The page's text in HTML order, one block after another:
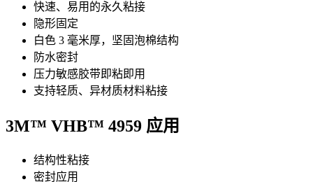
快速、易用的永久粘接
隐形固定
白色 3 毫米厚，坚固泡棉结构
防水密封
压力敏感胶带即粘即用
支持轻质、异材质材料粘接
3M™ VHB™ 4959 应用
结构性粘接
密封应用